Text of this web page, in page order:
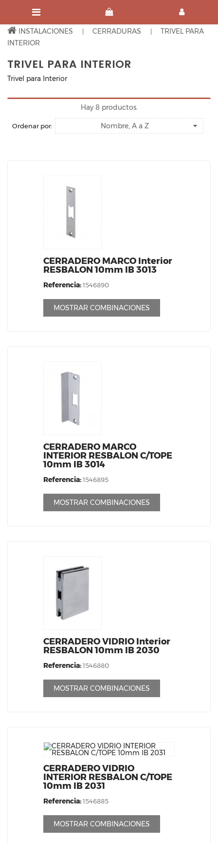
INSTALACIONES CERRADURAS
TRIVEL PARA
INTERIOR
TRIVEL PARA INTERIOR
Trivel para Interior
Hay 8 productos.
Ordenar por: Nombre, A a Z
CERRADERO MARCO Interior
RESBALON 10mm IB 3013
Referencia:1546890
MOSTRAR COMBINACIONES
CERRADERO MARCO
INTERIOR RESBALON C/TOPE
10mm IB 3014
Referencia:1546895
MOSTRAR COMBINACIONES
CERRADERO VIDRIO Interior
RESBALON 10mm IB 2030
Referencia:1546880
MOSTRAR COMBINACIONES
CERRADERO VIDRIO
INTERIOR RESBALON C/TOPE
10mm IB 2031
Referencia:1546885
MOSTRAR COMBINACIONES